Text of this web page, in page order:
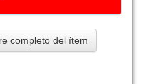
completo del ítem